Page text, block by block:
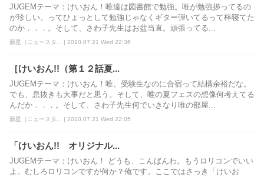
JUGEMテーマ：けいおん！唯達は図書館で勉強。唯が勉強捗ってるの
が珍しい。ってひょっとして勉強じゃなくギター弾いてるって梓寝てた
のか．．．。そして、さわ子先生はお盆当直。頑張ってる...
新星（ニュースタ... | 2010.07.21 Wed 22:36
［けいおん!!（第１２話夏...
JUGEMテーマ：けいおん！唯。受験生なのに合宿って結構余裕だな。
でも、息抜きも大事だと思う。そして、唯の夏フェスの想像何考えてる
んだか．．．。そして、さわ子先生何でいきなり唯の部屋...
新星（ニュースタ... | 2010.07.21 Wed 22:05
「けいおん!! オリジナル...
JUGEMテーマ：けいおん！ どうも、こんばんわ。もうロリコンでいい
よ。むしろロリコンですが何か？俺です。ここではさっき「けいお